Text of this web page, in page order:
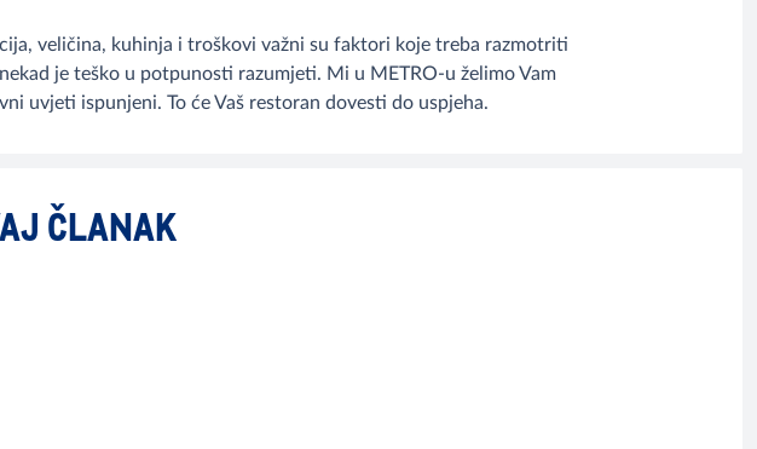
veličina, kuhinja i troškovi važni su faktori koje treba razmotriti
je teško u potpunosti razumjeti. Mi u METRO-u želimo Vam
uvjeti ispunjeni. To će Vaš restoran dovesti do uspjeha.
ČLANAK